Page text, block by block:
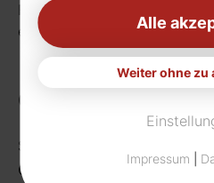
Fax: 0231 656990
eMail:
info[at]rudat-gmbh.de
Getränke
Sortiment
Craft Beer
Alle
Weiter ohne zu
Impressum